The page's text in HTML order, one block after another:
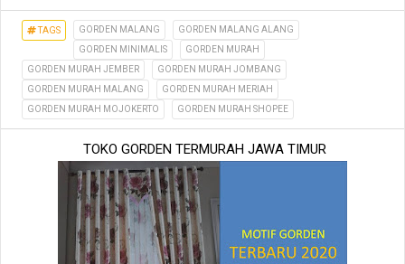
TAGS GORDEN MALANG
GORDEN MALANG ALANG
GORDEN MINIMALIS
GORDEN MURAH
GORDEN MURAH JEMBER
GORDEN MURAH JOMBANG
GORDEN MURAH MALANG
GORDEN MURAH MERIAH
GORDEN MURAH MOJOKERTO
GORDEN MURAH SHOPEE
TOKO GORDEN TERMURAH JAWA TIMUR